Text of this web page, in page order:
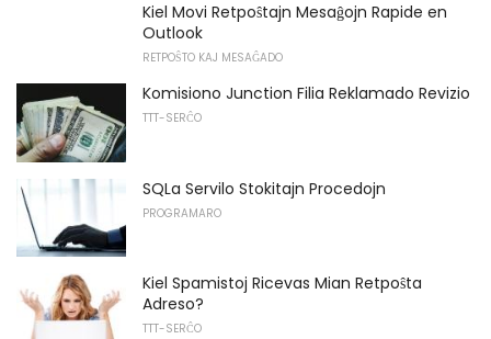
Kiel Movi Retpoŝtajn Mesaĝojn Rapide en
Outlook
RETPOŜTO KAJ MESAĜADO
Komisiono Junction Filia Reklamado Revizio
TTT-SERĈO
SQLa Servilo Stokitajn Procedojn
PROGRAMARO
Kiel Spamistoj Ricevas Mian Retpoŝta
Adreso?
TTT-SERĈO